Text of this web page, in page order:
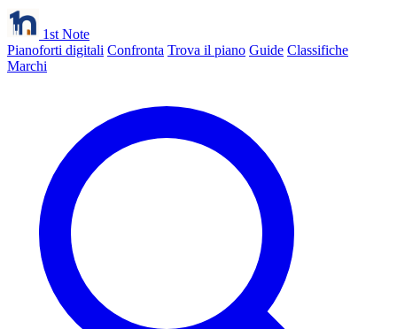
1st Note
Pianoforti digitali Confronta Trova il piano Guide Classifiche
Marchi